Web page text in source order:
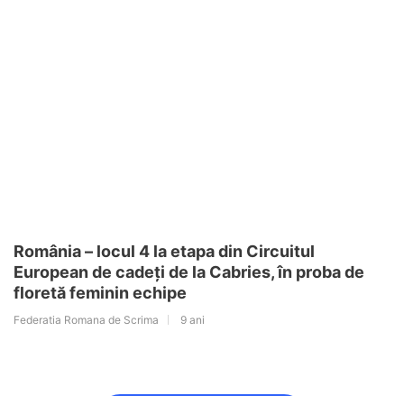
România – locul 4 la etapa din Circuitul
European de cadeți de la Cabries, în proba de
floretă feminin echipe
Federatia Romana de Scrima 9 ani